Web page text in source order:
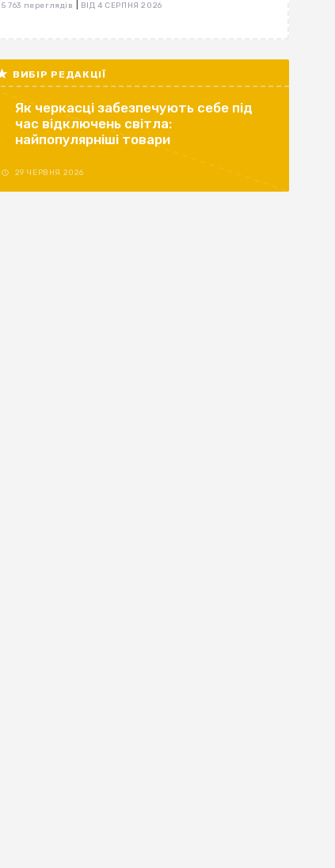
5 763 переглядів ВІД 4 СЕРПНЯ 2026
ВИБІР РЕДАКЦІЇ
Як черкасці забезпечують себе під
час відключень світла:
найпопулярніші товари
29 ЧЕРВНЯ 2026